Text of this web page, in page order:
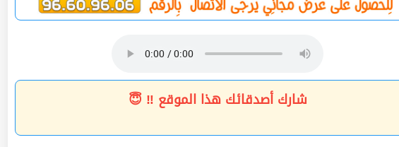
شارك أصدقائك هذا الموقع ‼ 😇